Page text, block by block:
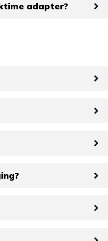
adapter?